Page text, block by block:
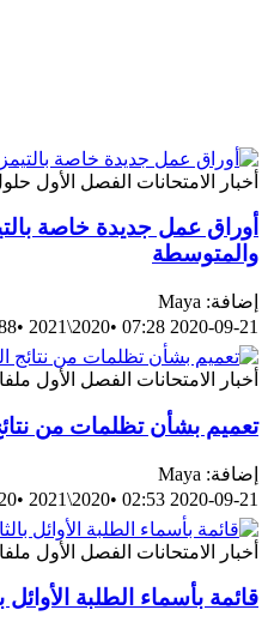
أخبار الامتحانات الفصل الأول
أوراق عمل جديدة خاصة
والمتوسطة
إضافة: Maya
2020-09-21 07:28
•
2020\2021
•
أخبار الامتحانات الفصل الأول
تعميم بشأن تظلمات من
إضافة: Maya
2020-09-21 02:53
•
2020\2021
•
أخبار الامتحانات الفصل الأول
قائمة بأسماء الطلبة الأوائل